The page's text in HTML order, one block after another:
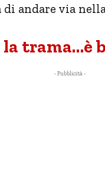
andare via
trama…è
- Pubblicità -